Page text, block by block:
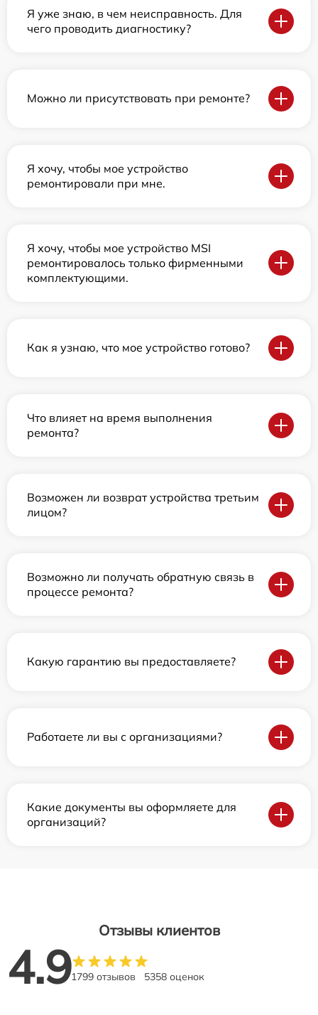
Я уже знаю, в чем неисправность. Для
чего проводить диагностику?
Можно ли присутствовать при ремонте?
Я хочу, чтобы мое устройство
ремонтировали при мне.
Я хочу, чтобы мое устройство MSI
ремонтировалось только фирменными
комплектующими.
Как я узнаю, что мое устройство готово?
Что влияет на время выполнения
ремонта?
Возможен ли возврат устройства третьим
лицом?
Возможно ли получать обратную связь в
процессе ремонта?
Какую гарантию вы предоставляете?
Работаете ли вы с организациями?
Какие документы вы оформляете для
организаций?
Отзывы клиентов
4.91799 отзывов 5358 оценок